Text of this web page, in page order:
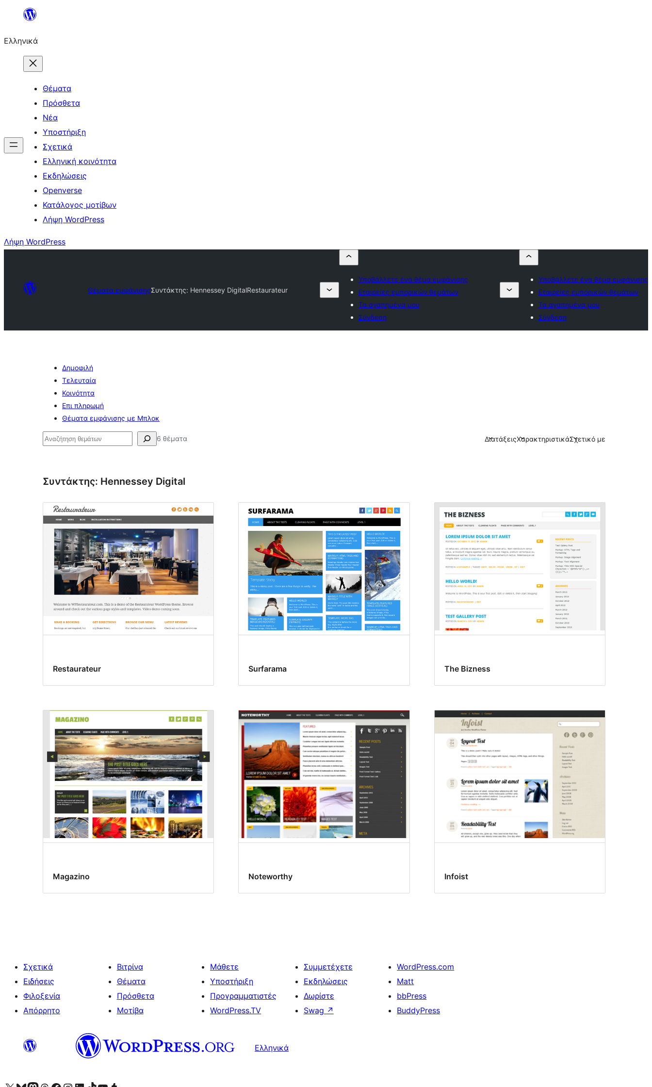
Μετάβαση
περιεχόμενο
Ελληνικά
Θέματα
Πρόσθετα
Νέα
Υποστήριξη
Σχετικά
Ελληνική κοινότητα
Εκδηλώσεις
Openverse
Κατάλογος μοτίβων
Λήψη WordPress
Λήψη WordPress
Θέματα εμφάνισηςΣυντάκτης: Hennessey DigitalRestaurateur
Υποβάλλετε ένα θέμα εμφάνισης
Εταιρείες εμπορικών θεμάτων
Τα αγαπημένα μου
Σύνδεση
Υποβάλλετε ένα θέμα εμφάνισης
Εταιρείες εμπορικών θεμάτων
Τα αγαπημένα μου
Σύνδεση
Δημοφιλή
Τελευταία
Κοινότητα
Επι πληρωμή
Θέματα εμφάνισης με Μπλοκ
Αναζήτηση 6 θέματα ΔιατάξειςΧαρακτηριστικάΣχετικό με
Συντάκτης: Hennessey Digital
Restaurateur Surfarama The Bizness
Magazino Noteworthy Infoist
Σχετικά
Ειδήσεις
Φιλοξενία
Απόρρητο
Βιτρίνα
Θέματα
Πρόσθετα
Μοτίβα
Μάθετε
Υποστήριξη
Προγραμματιστές
WordPress.TV
Συμμετέχετε
Εκδηλώσεις
Δωρίστε
Swag ↗
WordPress.com
Matt
bbPress
BuddyPress
Ελληνικά